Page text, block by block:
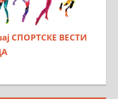
СПОРТСКЕ ВЕСТИ